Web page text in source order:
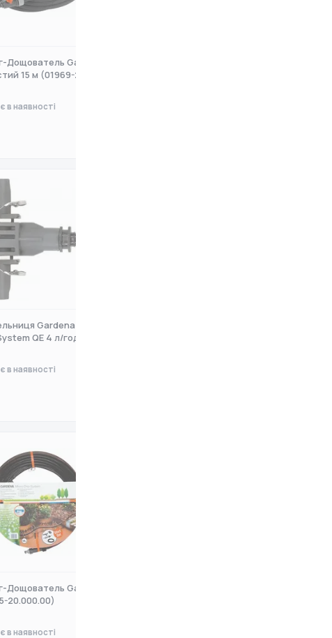
Дощователь Gardena
15 м (01969-20.000
в наявності
Gardena Micro-
QE 4 л/год, 10
в наявності
Дощователь Gardena
20.000.00)
в наявності